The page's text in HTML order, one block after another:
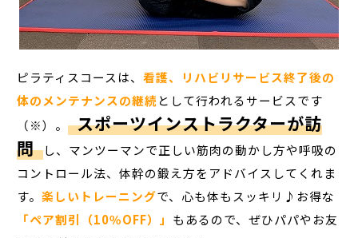
ピラティスコースは、看護、リハビリサービス終了後の
体のメンテナンスの継続として行われるサービスです
（※）。 スポーツインストラクターが訪
問 し、マンツーマンで正しい筋肉の動かし方や呼吸の
コントロール法、体幹の鍛え方をアドバイスしてくれま
す。楽しいトレーニングで、心も体もスッキリ♪お得な
「ペア割引（10％OFF）」 もあるので、ぜひパパやお友